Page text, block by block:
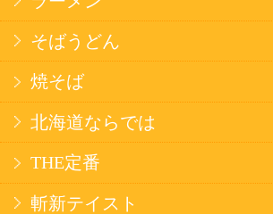
表示：スマートフォン｜
このサイトは、企業の実在証明と通信の暗号化
のため、サイバートラストのサーバ証明書を導
入しています。